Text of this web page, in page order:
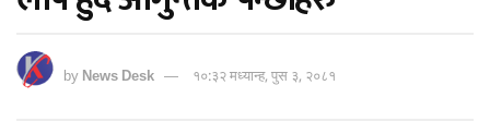
byNews Desk १०:३२ मध्यान्ह, पुस ३, २०८१